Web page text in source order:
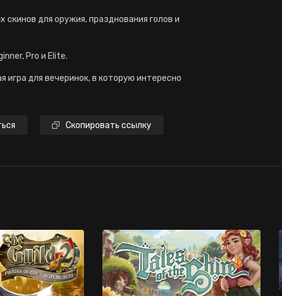
для оружия, празднования голов и
Pro и Elite.
для вечеринок, в которую интересно
Скопировать ссылку